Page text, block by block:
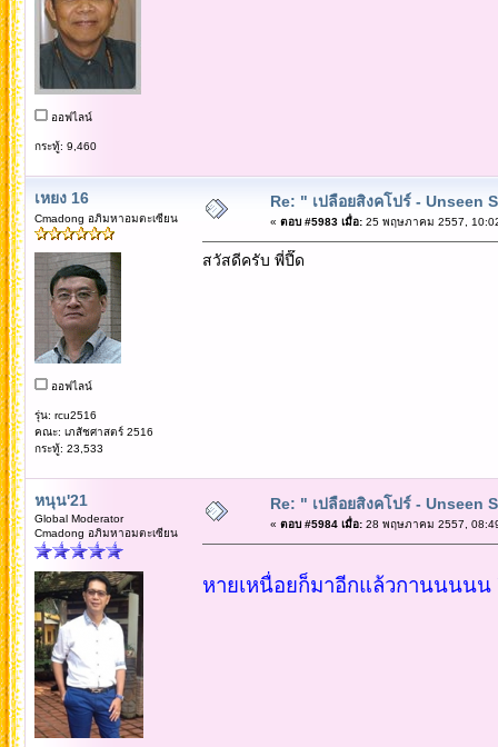
ออฟไลน์
กระทู้: 9,460
เหยง 16
Cmadong อภิมหาอมตะเซียน
ออฟไลน์
รุ่น: rcu2516
คณะ: เภสัชศาสตร์ 2516
กระทู้: 23,533
Re: " เปลือยสิงคโปร์ - Unseen
« ตอบ #5983 เมื่อ:25 พฤษภาคม 2557,
สวัสดีครับ พี่ปี๊ด
หนุน'21
Global Moderator
Cmadong อภิมหาอมตะเซียน
Re: " เปลือยสิงคโปร์ - Unseen
« ตอบ #5984 เมื่อ:28 พฤษภาคม 2557,
หายเหนื่อยก็มาอีกแล้วกานนนนน